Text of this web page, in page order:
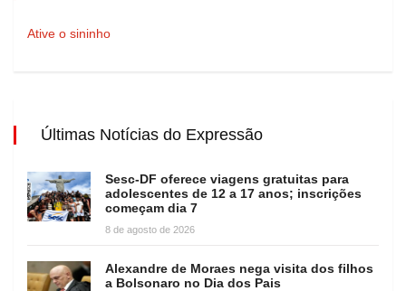
Ative o sininho
Últimas Notícias do Expressão
Sesc-DF oferece viagens gratuitas para
adolescentes de 12 a 17 anos; inscrições
começam dia 7
8 de agosto de 2026
Alexandre de Moraes nega visita dos filhos
a Bolsonaro no Dia dos Pais